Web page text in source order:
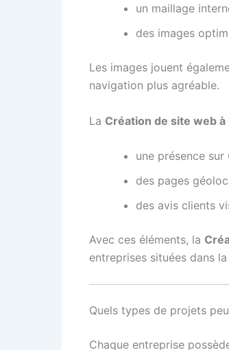
un maillage
des images
Les images jouent
navigation plus agréable.
La Création de site web à
une présence
des pages
des avis clients
Avec ces éléments, la
entreprises situées dans
Quels types de projets
Chaque entreprise